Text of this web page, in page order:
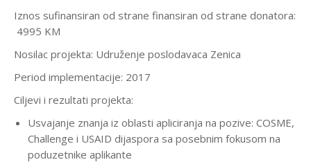
Iznos sufinansiran od strane finansiran od strane donatora:
4995 KM
Nosilac projekta: Udruženje poslodavaca Zenica
Period implementacije: 2017
Ciljevi i rezultati projekta:
Usvajanje znanja iz oblasti apliciranja na pozive: COSME,
Challenge i USAID dijaspora sa posebnim fokusom na
poduzetnike aplikante